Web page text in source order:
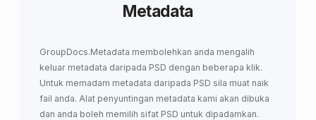
Metadata
GroupDocs.Metadata membolehkan anda mengalih
keluar metadata daripada PSD dengan beberapa klik.
Untuk memadam metadata daripada PSD sila muat naik
fail anda. Alat penyuntingan metadata kami akan dibuka
dan anda boleh memilih sifat PSD untuk dipadamkan.